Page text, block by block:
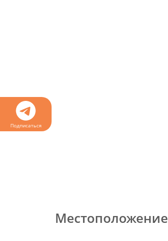
Подписаться
Местоположение